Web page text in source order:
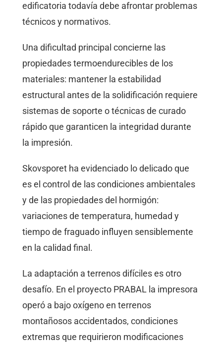
edificatoria todavía debe afrontar problemas
técnicos y normativos.
Una dificultad principal concierne las
propiedades termoendurecibles de los
materiales: mantener la estabilidad
estructural antes de la solidificación requiere
sistemas de soporte o técnicas de curado
rápido que garanticen la integridad durante
la impresión.
Skovsporet ha evidenciado lo delicado que
es el control de las condiciones ambientales
y de las propiedades del hormigón:
variaciones de temperatura, humedad y
tiempo de fraguado influyen sensiblemente
en la calidad final.
La adaptación a terrenos difíciles es otro
desafío. En el proyecto PRABAL la impresora
operó a bajo oxígeno en terrenos
montañosos accidentados, condiciones
extremas que requirieron modificaciones